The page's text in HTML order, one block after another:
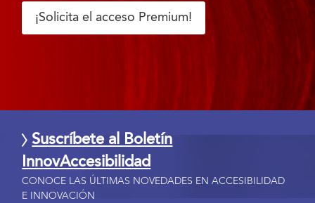
¡Solicita el acceso Premium!
Suscríbete al Boletín
InnovAccesibilidad
CONOCE LAS ÚLTIMAS NOVEDADES EN ACCESIBILIDAD
E INNOVACIÓN